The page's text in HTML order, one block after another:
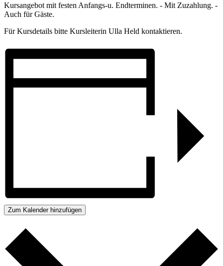
Kursangebot mit festen Anfangs-u. Endterminen. - Mit Zuzahlung. -
Auch für Gäste.
Für Kursdetails bitte Kursleiterin Ulla Held kontaktieren.
Zum Kalender hinzufügen